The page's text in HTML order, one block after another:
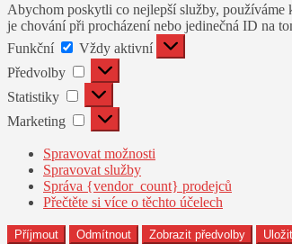
Abychom poskytli co nejlepší služby, používáme
je chování při procházení nebo jedinečná ID na
Funkční
Funkční
Vždy aktivní
Předvolby
Předvolby
Statistiky Statistiky
Marketing Marketing
Spravovat možnosti
Spravovat služby
Správa {vendor_count} prodejců
Přečtěte si více o těchto účelech
Příjmout Odmítnout Zobrazit předvolby